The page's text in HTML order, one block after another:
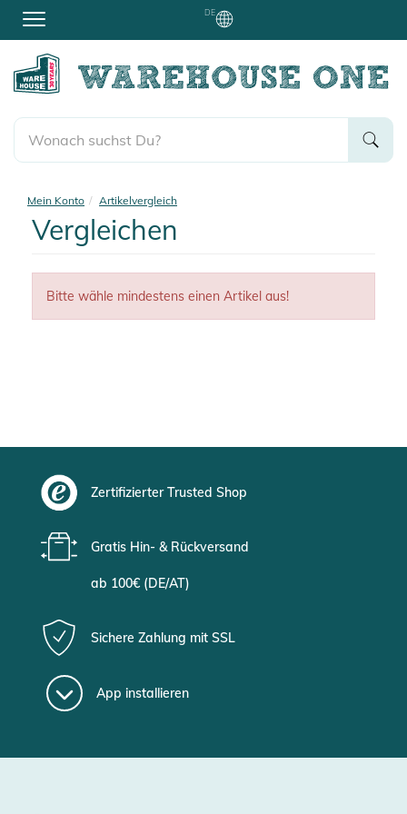
DE
Mein Konto Artikelvergleich
Vergleichen
Bitte wähle mindestens einen Artikel aus!
Zertifizierter Trusted Shop
Gratis Hin- & Rückversand
ab 100€ (DE/AT)
Sichere Zahlung mit SSL
App installieren